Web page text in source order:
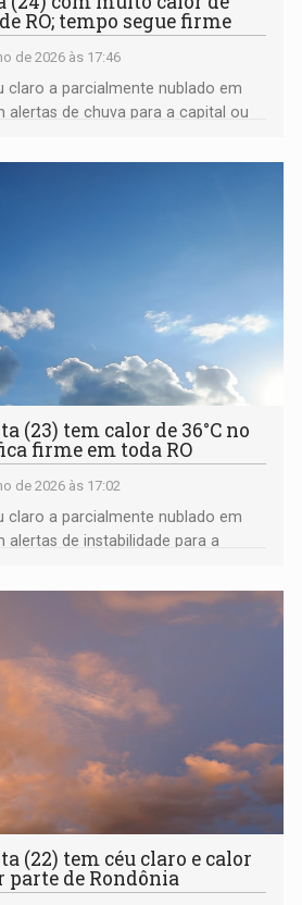
RO; tempo segue firme
de 2026 às 17:46
claro a parcialmente nublado em
alertas de chuva para a capital ou
(23) tem calor de 36°C no
firme em toda RO
de 2026 às 17:02
claro a parcialmente nublado em
alertas de instabilidade para a
(22) tem céu claro e calor
parte de Rondônia